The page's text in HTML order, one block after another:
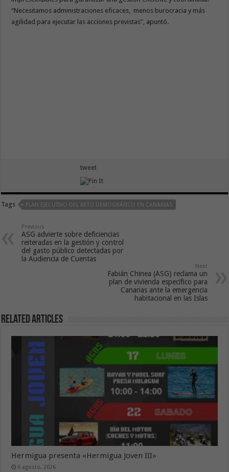
“Necesitamos administraciones eficaces, menos burocracia y más
agilidad para ejecutar las acciones previstas”, apuntó.
tweet
Tags PLAN EJECUTIVO DEL RETO DEMOGRÁFICO EN CANARIAS
Previous
ASG advierte sobre deficiencias
reiteradas en la gestión y control
del gasto público detectadas por
la Audiencia de Cuentas
Next
Fabián Chinea (ASG) reclama un
plan de vivienda específico para
Canarias ante la emergencia
habitacional en las Islas
Related Articles
Hermigua presenta «Hermigua Joven III»
6 agosto, 2026